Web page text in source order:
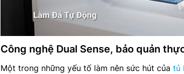
Công nghệ Dual Sense, bảo quản
Một trong những yếu tố làm nên sức hút của tủ